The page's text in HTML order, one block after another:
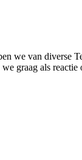
we van diverse
graag als